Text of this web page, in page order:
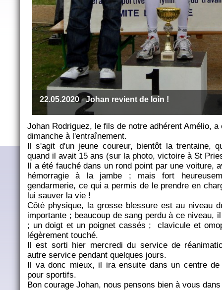
22.05.2020 -Johan revient de loin !
Johan Rodriguez, le fils de notre adhérent Amélio,
dimanche à l'entraînement.
Il s'agit d'un jeune coureur, bientôt la trentaine,
quand il avait 15 ans (sur la photo, victoire à St
Il a été fauché dans un rond point par une voiture,
hémorragie à la jambe ; mais fort
gendarmerie, ce qui a permis de le prendre en
lui sauver la vie !
Côté physique, la grosse blessure est au niveau
importante ; beaucoup de sang perdu à ce niveau,
; un doigt et un poignet cassés ; clavicule et
légèrement touché.
Il est sorti hier mercredi du service de
autre service pendant quelques jours.
Il va donc mieux, il ira ensuite dans un centre de
pour sportifs.
Bon courage Johan, nous pensons bien à vous